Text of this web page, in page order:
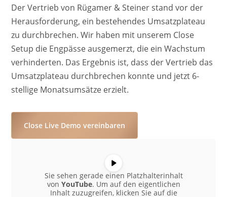
Sie sehen gerade einen Platzhalterinhalt
von YouTube. Um auf den eigentlichen
Inhalt zuzugreifen, klicken Sie auf die
Der Vertrieb von Rügamer & Steiner stand vor der
Herausforderung, ein bestehendes Umsatzplateau
zu durchbrechen. Wir haben mit unserem Close
Setup die Engpässe ausgemerzt, die ein Wachstum
verhinderten. Das Ergebnis ist, dass der Vertrieb das
Umsatzplateau durchbrechen konnte und jetzt 6-
stellige Monatsumsätze erzielt.
Close Live Demo vereinbaren